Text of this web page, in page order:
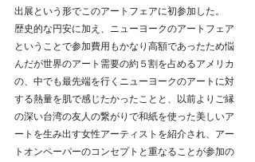
出展という形でこのアートフェアに初参加した。
歴史的な円安に加え、ニューヨークのアートフェア
ということで参加費用もかなり高額であったため悩
んだが世界のアート需要の約５割を占めるアメリカ
の、中でも最先端を行くニューヨークのアートに対
する熱量を肌で感じたかったことと、以前よりご縁
の深い台湾の友人の繋がりで和紙を使った美しいア
ートを生み出す女性アーティストを紹介され、アー
トオンペーパーのコンセプトと重なることが参加の